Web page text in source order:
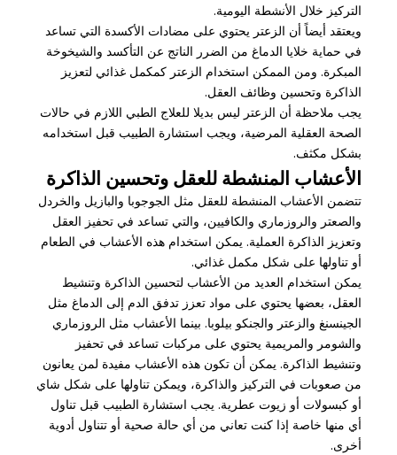
التركيز خلال الأنشطة اليومية.
ويعتقد أيضاً أن الزعتر يحتوي على مضادات الأكسدة التي تساعد
في حماية خلايا الدماغ من الضرر الناتج عن التأكسد والشيخوخة
المبكرة. ومن الممكن استخدام الزعتر كمكمل غذائي لتعزيز
الذاكرة وتحسين وظائف العقل.
يجب ملاحظة أن الزعتر ليس بديلا للعلاج الطبي اللازم في حالات
الصحة العقلية المرضية، ويجب استشارة الطبيب قبل استخدامه
بشكل مكثف.
الأعشاب المنشطة للعقل وتحسين الذاكرة
تتضمن الأعشاب المنشطة للعقل مثل الجوجوبا والبازيل والخردل
والصعتر والروزماري والكافيين، والتي تساعد في تحفيز العقل
وتعزيز الذاكرة العملية. يمكن استخدام هذه الأعشاب في الطعام
أو تناولها على شكل مكمل غذائي.
يمكن استخدام العديد من الأعشاب لتحسين الذاكرة وتنشيط
العقل، بعضها يحتوي على مواد تعزز تدفق الدم إلى الدماغ مثل
الجينسنغ والزعتر والجنكو بيلوبا. بينما الأعشاب مثل الروزماري
والشومر والمريمية يحتوي على مركبات تساعد في تحفيز
وتنشيط الذاكرة. يمكن أن تكون هذه الأعشاب مفيدة لمن يعانون
من صعوبات في التركيز والذاكرة، ويمكن تناولها على شكل شاي
أو كبسولات أو زيوت عطرية. يجب استشارة الطبيب قبل تناول
أي منها خاصة إذا كنت تعاني من أي حالة صحية أو تتناول أدوية
أخرى.